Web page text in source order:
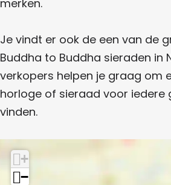
t
c
h
e
merken.
Je vindt er ook de een van de
Buddha to Buddha sieraden in
verkopers helpen je graag om
horloge of sieraad voor iedere
vinden.
+
−